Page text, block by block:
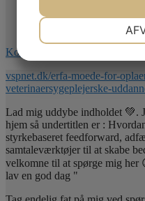
Kommentér på Facebook
vspnet.dk/erfa-moede-for-
veterinaersygeplejerske-
Lad mig uddybe indholdet 💚.
hjem så undertitlen er :
styrkebaseret feedforward,
samtaleværktøjer til at skabe
velkomne til at spørge mig
lav en god dag "
MARKETING